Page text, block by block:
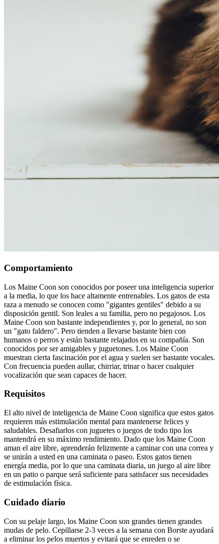
Comportamiento
Los Maine Coon son conocidos por poseer una inteligencia superior
a la media, lo que los hace altamente entrenables. Los gatos de esta
raza a menudo se conocen como "gigantes gentiles" debido a su
disposición gentil. Son leales a su familia, pero no pegajosos. Los
Maine Coon son bastante independientes y, por lo general, no son
un "gato faldero". Pero tienden a llevarse bastante bien con
humanos o perros y están bastante relajados en su compañía. Son
conocidos por ser amigables y juguetones. Los Maine Coon
muestran cierta fascinación por el agua y suelen ser bastante vocales.
Con frecuencia pueden aullar, chirriar, trinar o hacer cualquier
vocalización que sean capaces de hacer.
Requisitos
El alto nivel de inteligencia de Maine Coon significa que estos gatos
requieren más estimulación mental para mantenerse felices y
saludables. Desafiarlos con juguetes o juegos de todo tipo los
mantendrá en su máximo rendimiento. Dado que los Maine Coon
aman el aire libre, aprenderán felizmente a caminar con una correa y
se unirán a usted en una caminata o paseo. Estos gatos tienen
energía media, por lo que una caminata diaria, un juego al aire libre
en un patio o parque será suficiente para satisfacer sus necesidades
de estimulación física.
Cuidado diario
Con su pelaje largo, los Maine Coon son grandes tienen grandes
mudas de pelo. Cepillarse 2-3 veces a la semana con Borste ayudará
a eliminar los pelos muertos y evitará que se enreden o se